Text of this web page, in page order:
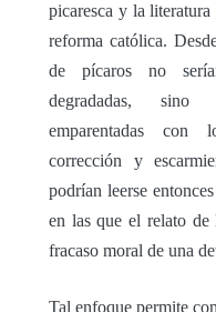
picaresca y la
reforma católica.
de pícaros no
degradadas, sino
emparentadas con
corrección y
podrían leerse
en las que el relato
fracaso moral de una
Tal enfoque permite